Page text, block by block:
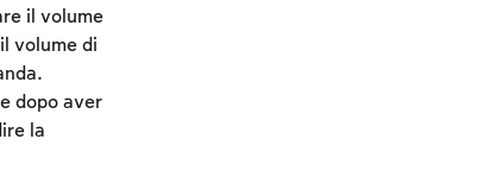
il volume
volume di
dopo aver
la